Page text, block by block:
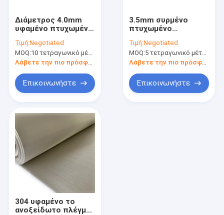
Διάμετρος 4.0mm
υφαμένο πτυχωμένο
καλωδίων 1.22m
πλάτος
Τιμή:Negotiated
MOQ:10 τετραγωνικό μέτρο
Λάβετε την πιο πρόσφατη τιμή
Επικοινωνήστε
3.5mm συρμένο
πτυχωμένο
καλωδίων
πλέγματος
πτυχωμένο για τις
άνθρακα μεταλλείας
Τιμή:Negotiated
MOQ:5 τετραγωνικό μέτρο
Επικοινωνήστε
304 υφαμένο το
ανοξείδωτο πλέγμα